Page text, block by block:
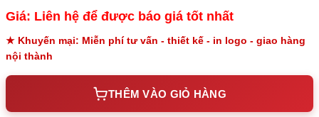
Giá: Liên hệ để được báo giá tốt nhất
★ Khuyến mại: Miễn phí tư vấn - thiết kế - in logo - giao hàng
nội thành
THÊM VÀO GIỎ HÀNG